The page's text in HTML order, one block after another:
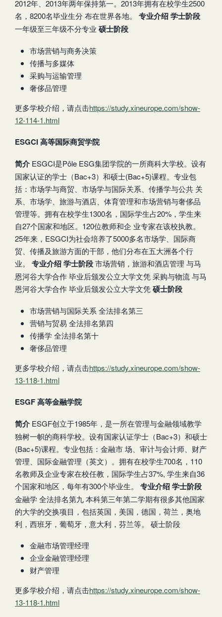
2012年、2013年两年保持第一。2013年拥有在校学生2500
名，8200名毕业生分 布在世界各地。 专业介绍学士阶段
一年级至三年级不分专业 硕士阶段
市场营销与商务决策
传播与多媒体
采购与运输管理
奢侈品管理
更多学校介绍，请点击https://study.xineurope.com/show-
12-114-1.html
ESGCI 高等国际商贸学院
简介 ESGCI是Pôle ESG集团学院的一所商科大学校。设有
国家认证的学士（Bac+3）和硕士(Bac+5)课程。专业包
括：市场学与商贸、市场学与国际关系、传播学与公共 关
系、市场学、旅游与酒店、体育管理和市场营销与奢侈品
管理等。拥有在校学生1300名，国际学生占20%，学生来
自27个国家和地区。120位教师和企 业专家在该校执教。
25年来，ESGCI为社会培养了5000多名市场学、国际商
贸、传播及旅游方面的干部，他们分布在五大洲各个行
业。 专业介绍学士阶段市场营销，旅游和酒店管理 与马
恩河谷大学合作 毕业后颁发公立大学文凭 采购与物流 与马
恩河谷大学合作 毕业后颁发公立大学文凭硕士阶段
市场营销与国际关系 全法排名第三
营销与贸易 全法排名第四
传播学 全法排名第十
奢侈品管理
更多学校介绍，请点击https://study.xineurope.com/show-
13-118-1.html
ESGF 高等金融学院
简介 ESGF创立于1985年，是一所在管理与金融领域教学
独树一帜的商科学校。设有国家认证学士（Bac+3）和硕士
(Bac+5)课程。专业包括：金融市 场、审计与会计师、财产
管理、国际金融管理（英文）。拥有在校学生700名，110
名教师及企业专家在校任教，国际学生占37%, 学生来自36
个国家和地区，每年有300个毕业生。 专业介绍学士阶段
金融学 全法排名第九 本科第三年第二学期有很多其他国家
的大学的交换项目，包括英国，美国，德国，荷兰，奥地
利，西班牙，葡萄牙，意大利，芬兰等。 硕士阶段
金融市场管理经理
企业金融管理经理
财产管理
更多学校介绍，请点击https://study.xineurope.com/show-
13-118-1.html